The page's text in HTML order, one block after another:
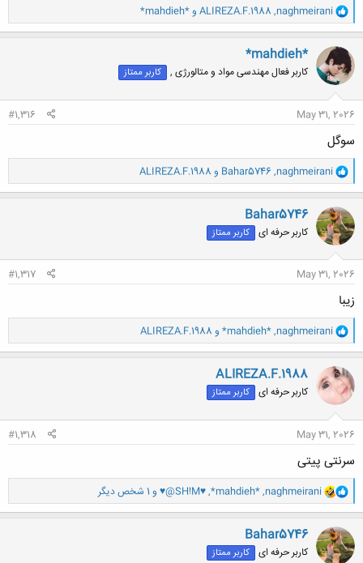
و
ا
ک
ن
ش
ه
ا
naghmeirani
,
ALIREZA.F.1988 و*mahdieh*
*mahdieh*
کاربر فعال مهندسی مواد و متالورژی , کاربر ممتاز
May 31, 2026
#1,316
سوگل
و
ا
ک
ن
ش
ه
ا
naghmeirani
,
Bahar5746 و ALIREZA.F.1988
Bahar5746
کاربر حرفه ای کاربر ممتاز
May 31, 2026
#1,317
زیبا
و
ا
ک
ن
ش
ه
ا
naghmeirani
,
*mahdieh* و ALIREZA.F.1988
ALIREZA.F.1988
کاربر حرفه ای کاربر ممتاز
May 31, 2026
#1,318
سرنتی پیتی
و
ا
ک
ن
ش
ه
naghmeirani
,
*mahdieh*
,
♥@SH!M♥ و 1 شخص دیگر
Bahar5746
کاربر حرفه ای کاربر ممتاز